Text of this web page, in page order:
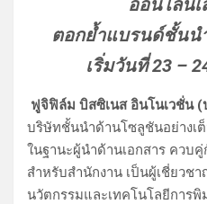
ตอกย้ำแบรนด์ชั้นน
เริ่มวันที่23 –
ฟูจิฟิล์ม บิสซิเนส อินโนเวชั่น (
บริษัทชั้นนำด้านโซลูชันอย่างเ
ในฐานะผู้นำด้านเอกสาร ควบ
สำหรับสำนักงาน เป็นผู้เชี่ยวช
นวัตกรรมและเทคโนโลยีการพิ